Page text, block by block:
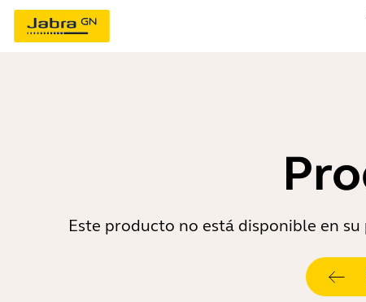
Este producto no está disponible en